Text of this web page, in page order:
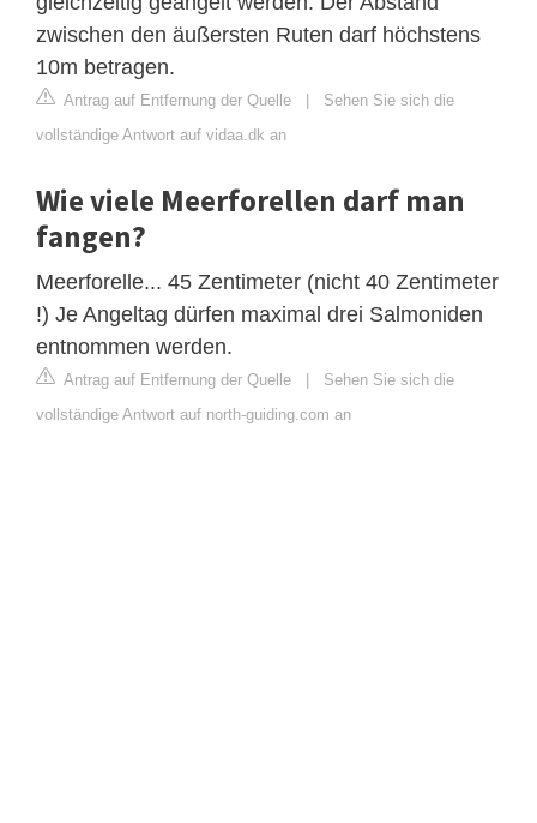
zwischen den äußersten Ruten darf höchstens
10m betragen.
Antrag auf Entfernung der Quelle | Sehen Sie sich die
vollständige Antwort auf vidaa.dk an
Wie viele Meerforellen darf man
fangen?
Meerforelle... 45 Zentimeter (nicht 40 Zentimeter
!) Je Angeltag dürfen maximal drei Salmoniden
entnommen werden.
Antrag auf Entfernung der Quelle | Sehen Sie sich die
vollständige Antwort auf north-guiding.com an